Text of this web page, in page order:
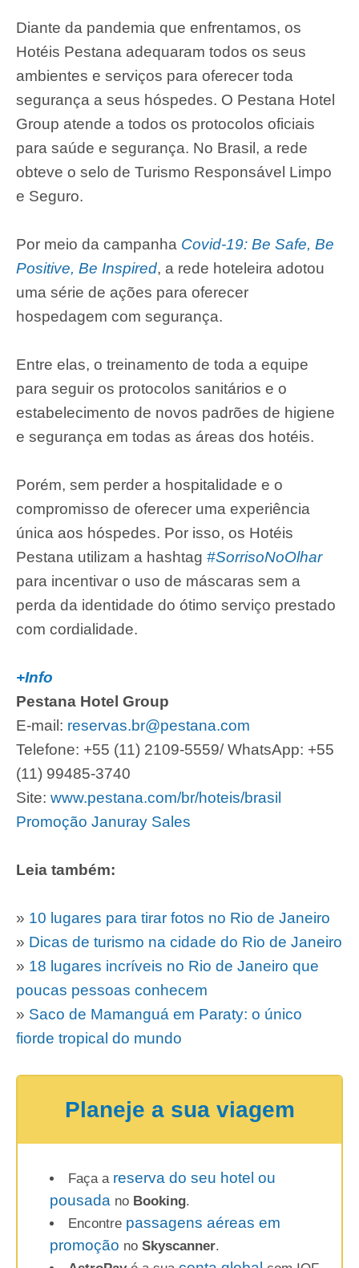
Diante da pandemia que enfrentamos, os
Hotéis Pestana adequaram todos os seus
ambientes e serviços para oferecer toda
segurança a seus hóspedes. O Pestana Hotel
Group atende a todos os protocolos oficiais
para saúde e segurança. No Brasil, a rede
obteve o selo de Turismo Responsável Limpo
e Seguro.
Por meio da campanha Covid-19: Be Safe, Be
Positive, Be Inspired, a rede hoteleira adotou
uma série de ações para oferecer
hospedagem com segurança.
Entre elas, o treinamento de toda a equipe
para seguir os protocolos sanitários e o
estabelecimento de novos padrões de higiene
e segurança em todas as áreas dos hotéis.
Porém, sem perder a hospitalidade e o
compromisso de oferecer uma experiência
única aos hóspedes. Por isso, os Hotéis
Pestana utilizam a hashtag #SorrisoNoOlhar
para incentivar o uso de máscaras sem a
perda da identidade do ótimo serviço prestado
com cordialidade.
+Info
Pestana Hotel Group
E-mail: reservas.br@pestana.com
Telefone: +55 (11) 2109-5559/WhatsApp: +55
(11) 99485-3740
Site: www.pestana.com/br/hoteis/brasil
Promoção Januray Sales
Leia também:
» 10 lugares para tirar fotos no Rio de Janeiro
» Dicas de turismo na cidade do Rio de Janeiro
» 18 lugares incríveis no Rio de Janeiro que
poucas pessoas conhecem
» Saco de Mamanguá em Paraty: o único
fiorde tropical do mundo
Planeje a sua viagem
Faça a reserva do seu hotel ou
pousada no Booking.
Encontre passagens aéreas em
promoção no Skyscanner.